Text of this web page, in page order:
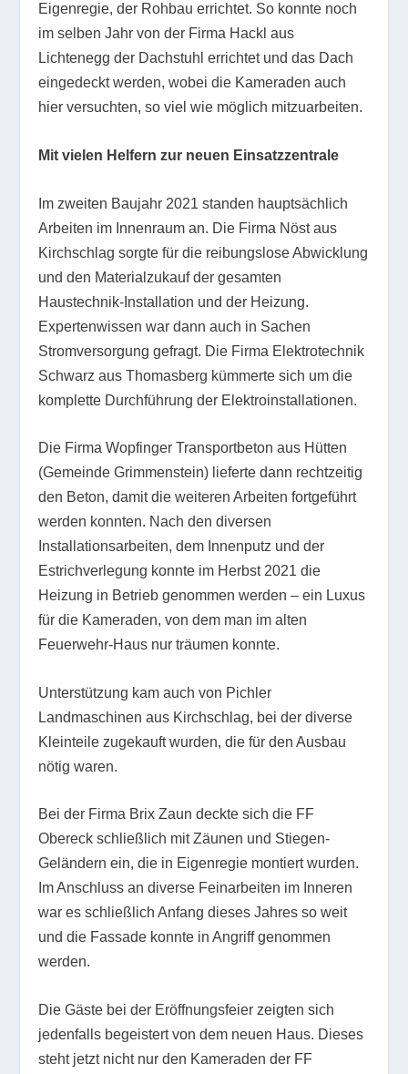
Eigenregie, der Rohbau errichtet. So konnte noch
im selben Jahr von der Firma Hackl aus
Lichtenegg der Dachstuhl errichtet und das Dach
eingedeckt werden, wobei die Kameraden auch
hier versuchten, so viel wie möglich mitzuarbeiten.
Mit vielen Helfern zur neuen Einsatzzentrale
Im zweiten Baujahr 2021 standen hauptsächlich
Arbeiten im Innenraum an. Die Firma Nöst aus
Kirchschlag sorgte für die reibungslose Abwicklung
und den Materialzukauf der gesamten
Haustechnik-Installation und der Heizung.
Expertenwissen war dann auch in Sachen
Stromversorgung gefragt. Die Firma Elektrotechnik
Schwarz aus Thomasberg kümmerte sich um die
komplette Durchführung der Elektroinstallationen.
Die Firma Wopfinger Transportbeton aus Hütten
(Gemeinde Grimmenstein) lieferte dann rechtzeitig
den Beton, damit die weiteren Arbeiten fortgeführt
werden konnten. Nach den diversen
Installationsarbeiten, dem Innenputz und der
Estrichverlegung konnte im Herbst 2021 die
Heizung in Betrieb genommen werden – ein Luxus
für die Kameraden, von dem man im alten
Feuerwehr-Haus nur träumen konnte.
Unterstützung kam auch von Pichler
Landmaschinen aus Kirchschlag, bei der diverse
Kleinteile zugekauft wurden, die für den Ausbau
nötig waren.
Bei der Firma Brix Zaun deckte sich die FF
Obereck schließlich mit Zäunen und Stiegen-
Geländern ein, die in Eigenregie montiert wurden.
Im Anschluss an diverse Feinarbeiten im Inneren
war es schließlich Anfang dieses Jahres so weit
und die Fassade konnte in Angriff genommen
werden.
Die Gäste bei der Eröffnungsfeier zeigten sich
jedenfalls begeistert von dem neuen Haus. Dieses
steht jetzt nicht nur den Kameraden der FF